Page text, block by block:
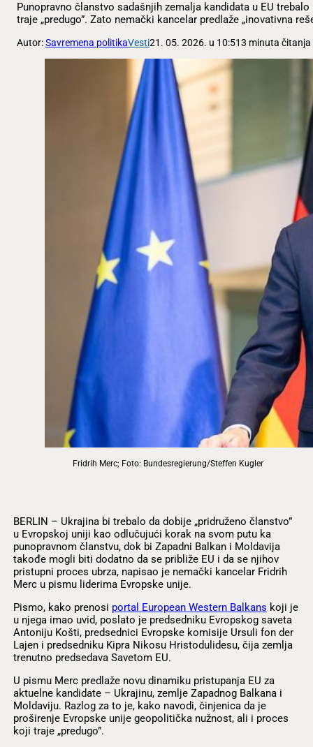
Punopravno članstvo sadašnjih zemalja kandidata u EU
traje „predugo”. Zato nemački kancelar predlaže „inovativna
Autor:Savremena politikaVesti21. 05. 2026. u 10:513 minuta čitanja
Fridrih Merc; Foto: Bundesregierung/Steffen Kugler
BERLIN – Ukrajina bi trebalo da dobije „pridruženo članstvo”
u Evropskoj uniji kao odlučujući korak na svom putu ka
punopravnom članstvu, dok bi Zapadni Balkan i Moldavija
takođe mogli biti dodatno da se približe EU i da se njihov
pristupni proces ubrza, napisao je nemački kancelar Fridrih
Merc u pismu liderima Evropske unije.
Pismo, kako prenosi portal European Western Balkans koji je
u njega imao uvid, poslato je predsedniku Evropskog saveta
Antoniju Košti, predsednici Evropske komisije Ursuli fon der
Lajen i predsedniku Kipra Nikosu Hristodulidesu, čija zemlja
trenutno predsedava Savetom EU.
U pismu Merc predlaže novu dinamiku pristupanja EU za
aktuelne kandidate – Ukrajinu, zemlje Zapadnog Balkana i
Moldaviju. Razlog za to je, kako navodi, činjenica da je
proširenje Evropske unije geopolitička nužnost, ali i proces
koji traje „predugo”.